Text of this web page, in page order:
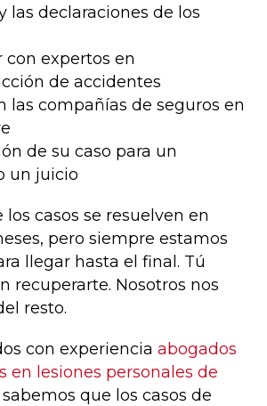
las declaraciones de los
con expertos en
de accidentes
las compañías de seguros en
de su caso para un
un juicio
los casos se resuelven en
pero siempre estamos
llegar hasta el final. Tú
recuperarte. Nosotros nos
resto.
con experiencia abogados
en lesiones personales de
sabemos que los casos de